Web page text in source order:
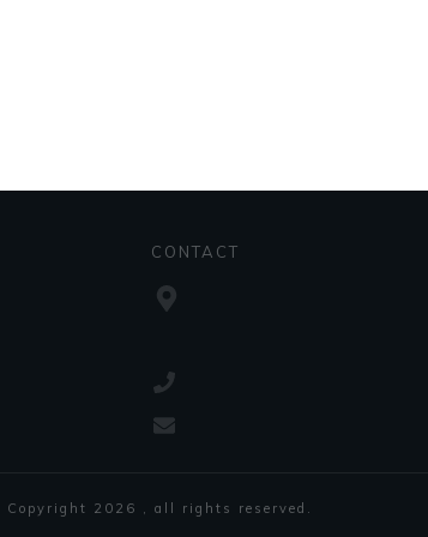
CONTACT
Copyright 2026 , all rights reserved.